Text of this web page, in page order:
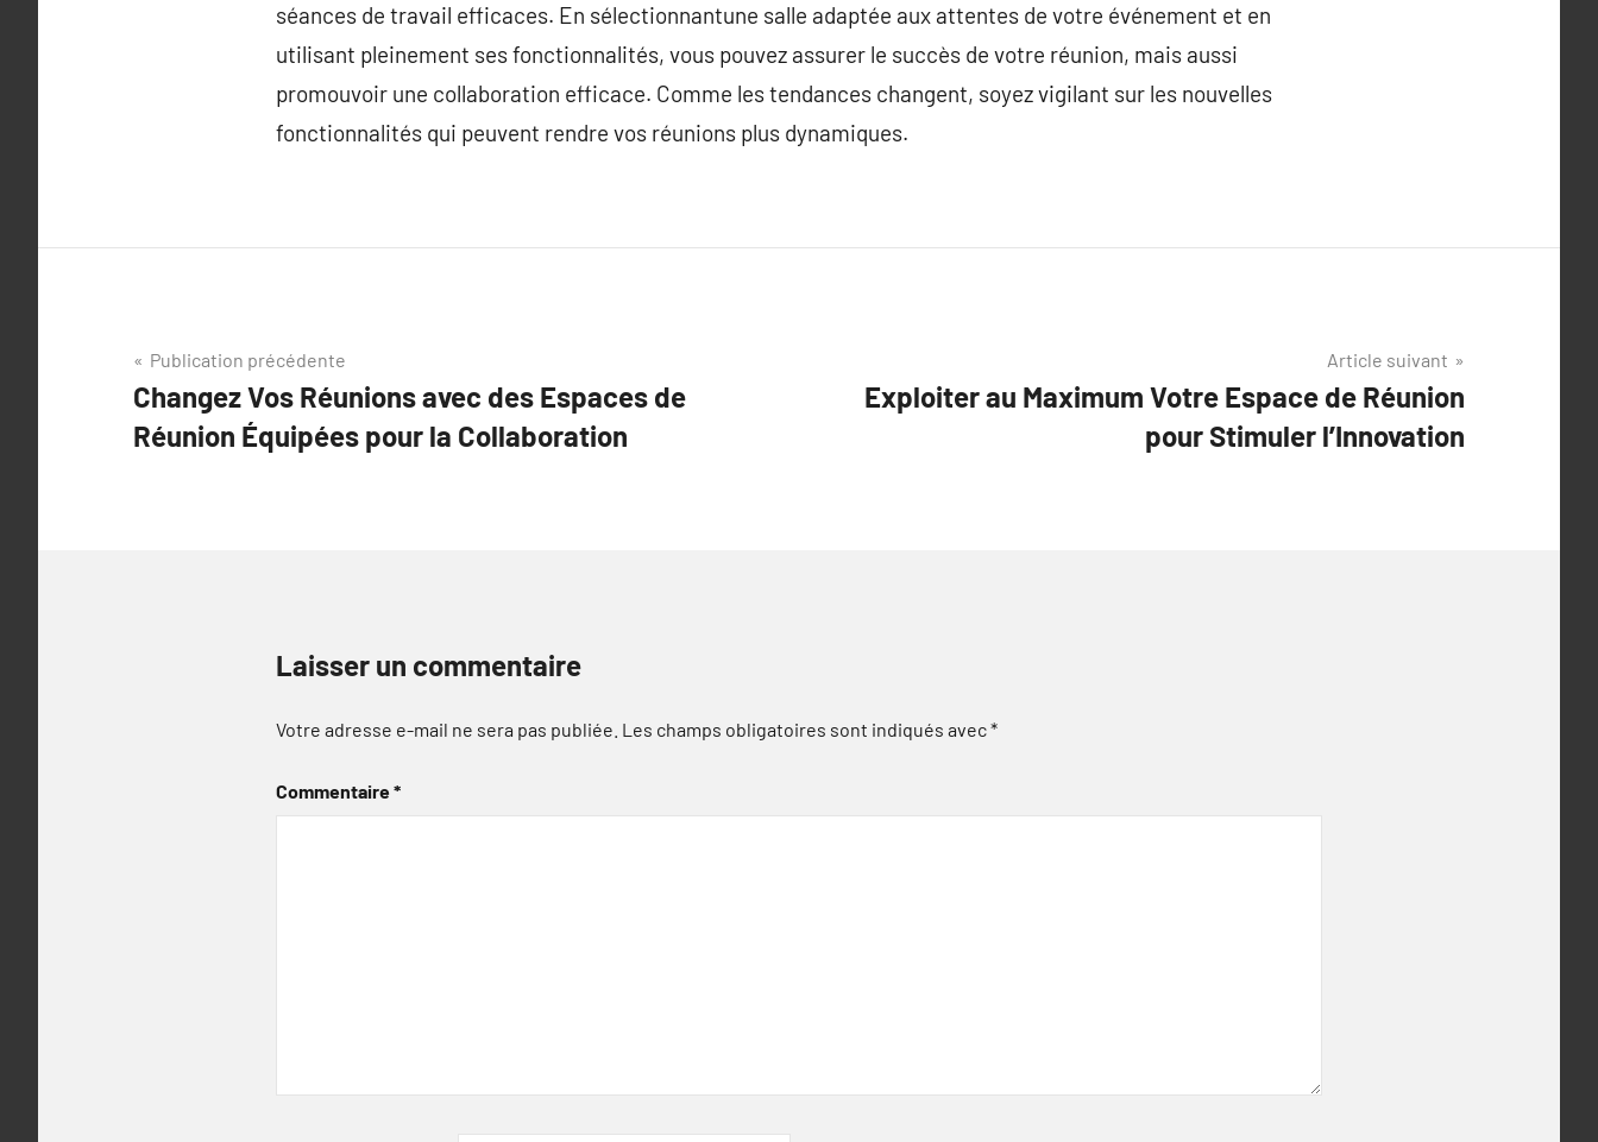
séances de travail efficaces. En sélectionnantune salle adaptée aux attentes de votre événement et en
utilisant pleinement ses fonctionnalités, vous pouvez assurer le succès de votre réunion, mais aussi
promouvoir une collaboration efficace. Comme les tendances changent, soyez vigilant sur les nouvelles
fonctionnalités qui peuvent rendre vos réunions plus dynamiques.
Navigation
de
l’article
Publication précédente
Changez Vos Réunions avec des Espaces de
Réunion Équipées pour la Collaboration
Article suivant
Exploiter au Maximum Votre Espace de Réunion
pour Stimuler l’Innovation
Laisser un commentaire
Votre adresse e-mail ne sera pas publiée. Les champs obligatoires sont indiqués avec*
Commentaire*